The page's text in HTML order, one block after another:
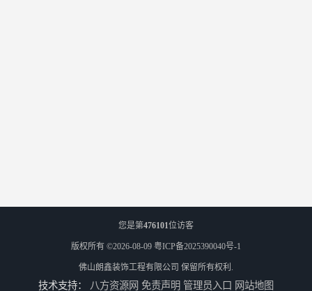
您是第476101位访客
版权所有 ©2026-08-09 粤ICP备2025390040号-1
佛山朗鑫装饰工程有限公司 保留所有权利.
技术支持： 八方资源网 免责声明 管理员入口 网站地图